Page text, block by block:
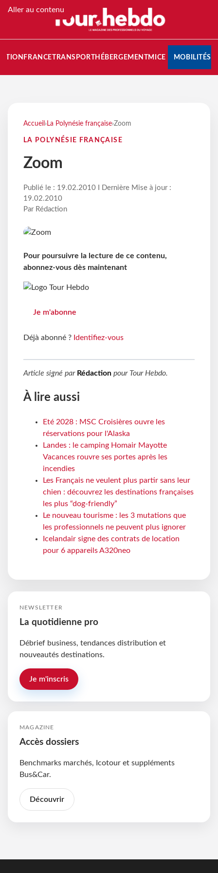
Aller au contenu
FRANCETRANSPORT HÉBERGEMENTMICE MOBILITÉS
Accueil › La Polynésie française›Zoom
LA POLYNÉSIE FRANÇAISE
Zoom
Publié le : 19.02.2010 I Dernière Mise à jour :
19.02.2010
Par Rédaction
Pour poursuivre la lecture de ce contenu,
abonnez-vous dès maintenant
Je m'abonne
Déjà abonné ? Identifiez-vous
Article signé par Rédaction pour Tour Hebdo.
À lire aussi
Eté 2028 : MSC Croisières ouvre les
réservations pour l'Alaska
Landes : le camping Homair Mayotte
Vacances rouvre ses portes après les
incendies
Les Français ne veulent plus partir sans leur
chien : découvrez les destinations françaises
les plus “dog-friendly”
Le nouveau tourisme : les 3 mutations que
les professionnels ne peuvent plus ignorer
Icelandair signe des contrats de location
pour 6 appareils A320neo
NEWSLETTER
La quotidienne pro
Débrief business, tendances distribution et
nouveautés destinations.
Je m'inscris
MAGAZINE
Accès dossiers
Benchmarks marchés, Icotour et suppléments
Bus&Car.
Découvrir